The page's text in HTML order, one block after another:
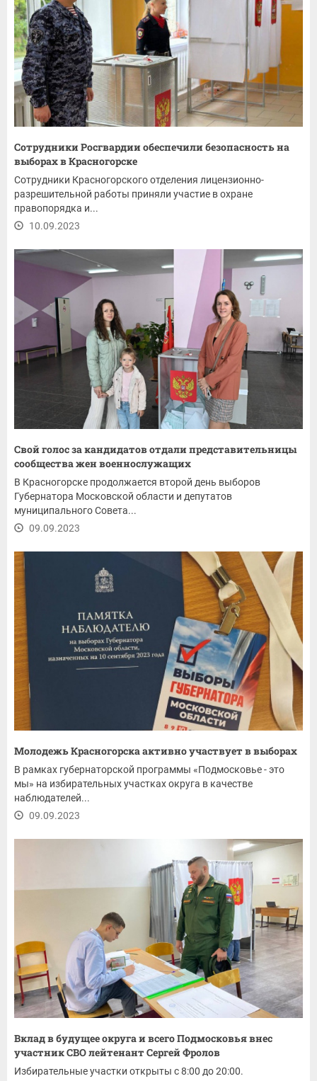
Сотрудники Росгвардии обеспечили безопасность на
выборах в Красногорске
Сотрудники Красногорского отделения лицензионно-
разрешительной работы приняли участие в охране
правопорядка и...
10.09.2023
Свой голос за кандидатов отдали представительницы
сообщества жен военнослужащих
В Красногорске продолжается второй день выборов
Губернатора Московской области и депутатов
муниципального Совета...
09.09.2023
Молодежь Красногорска активно участвует в выборах
В рамках губернаторской программы «Подмосковье - это
мы» на избирательных участках округа в качестве
наблюдателей...
09.09.2023
Вклад в будущее округа и всего Подмосковья внес
участник СВО лейтенант Сергей Фролов
Избирательные участки открыты с 8:00 до 20:00.